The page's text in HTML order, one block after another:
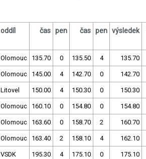
oddíl čas pen čas pen výsledek
Olomouc 135.70 0 135.50 4 135.70
Olomouc 145.00 4 142.70 0 142.70
Litovel 150.00 4 150.30 0 150.30
Olomouc 160.10 0 154.80 0 154.80
Olomouc 163.60 0 158.70 2 160.70
Olomouc 163.40 2 158.10 4 162.10
VSDK 195.30 4 175.10 0 175.10